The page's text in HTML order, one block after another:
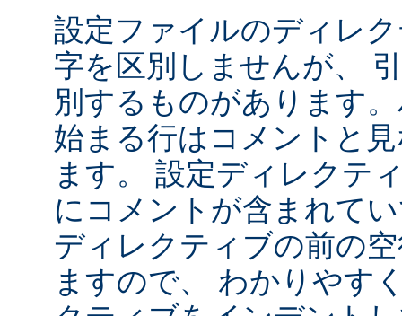
設定ファイルのディレ
字を区別しませんが、
別するものがあります
始まる行はコメントと
ます。 設定ディレクテ
にコメントが含まれて
ディレクティブの前の
ますので、 わかりやす